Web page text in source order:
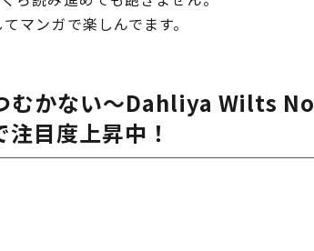
マンガで楽しんでます。
むかない～Dahliya Wilts No
目度上昇中！